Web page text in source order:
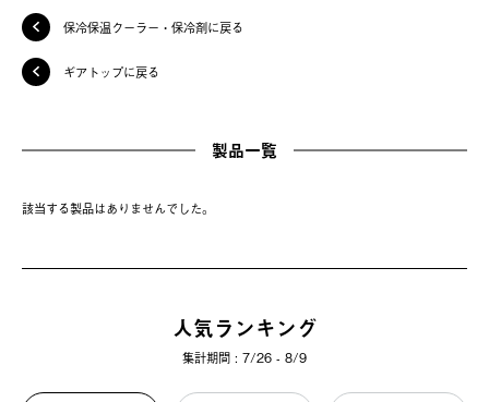
保冷保温クーラー・保冷剤に戻る
ギアトップに戻る
製品一覧
該当する製品はありませんでした。
人気ランキング
集計期間 : 7/26 - 8/9